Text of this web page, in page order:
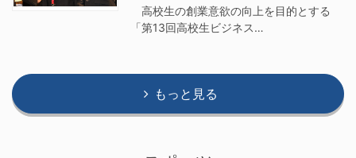
高校生の創業意欲の向上を目的とする
「第13回高校生ビジネス…
もっと見る